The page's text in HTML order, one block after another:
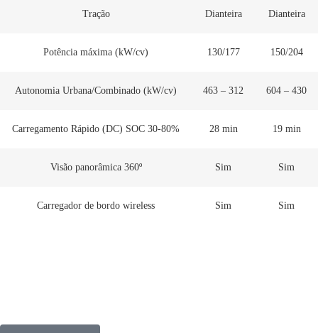
Tração Dianteira Dianteira
Potência máxima (kW/cv) 130/177 150/204
Autonomia Urbana/Combinado (kW/cv) 463 – 312 604 – 430
Carregamento Rápido (DC) SOC 30-80% 28 min 19 min
Visão panorâmica 360º Sim Sim
Carregador de bordo wireless Sim Sim